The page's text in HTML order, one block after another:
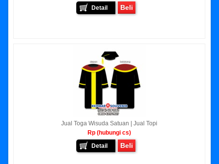
Detail
Beli
Jual Toga Wisuda Satuan | Jual Topi
Rp (hubungi cs)
Detail
Beli